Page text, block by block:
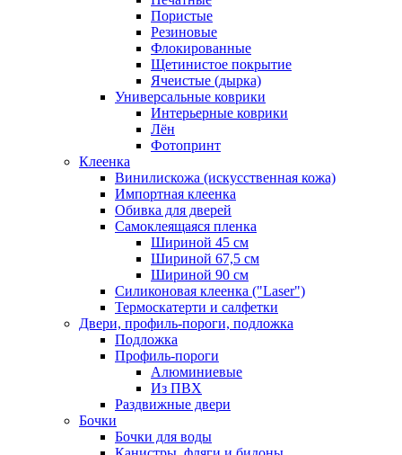
Пористые
Резиновые
Флокированные
Щетинистое покрытие
Ячеистые (дырка)
Универсальные коврики
Интерьерные коврики
Лён
Фотопринт
Клеенка
Винилискожа (искусственная кожа)
Импортная клеенка
Обивка для дверей
Самоклеящаяся пленка
Шириной 45 см
Шириной 67,5 см
Шириной 90 см
Силиконовая клеенка ("Laser")
Термоскатерти и салфетки
Двери, профиль-пороги, подложка
Подложка
Профиль-пороги
Алюминиевые
Из ПВХ
Раздвижные двери
Бочки
Бочки для воды